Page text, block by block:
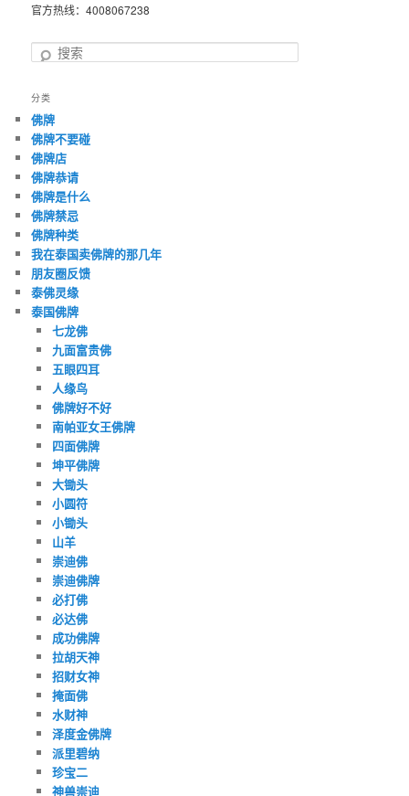
官方热线：4008067238
搜
分类
佛牌
佛牌不要碰
佛牌店
佛牌恭请
佛牌是什么
佛牌禁忌
佛牌种类
我在泰国卖佛牌的那几年
朋友圈反馈
泰佛灵缘
泰国佛牌
七龙佛
九面富贵佛
五眼四耳
人缘鸟
佛牌好不好
南帕亚女王佛牌
四面佛牌
坤平佛牌
大锄头
小圆符
小锄头
山羊
崇迪佛
崇迪佛牌
必打佛
必达佛
成功佛牌
拉胡天神
招财女神
掩面佛
水财神
泽度金佛牌
派里碧纳
珍宝二
神兽崇迪